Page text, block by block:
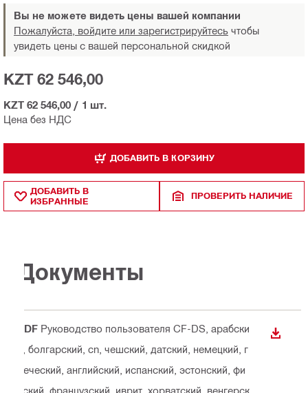
Вы не можете видеть цены вашей компании
Пожалуйста, войдите или зарегистрируйтесь чтобы
увидеть цены с вашей персональной скидкой
Цена без НДС
KZT 62 546,00
KZT 62 546,00 / 1 шт.
ДОБАВИТЬ В КОРЗИНУ
ДОБАВИТЬ В
ИЗБРАННЫЕ
ПРОВЕРИТЬ НАЛИЧИЕ
Документы
PDF Руководство пользователя CF-DS , арабски
й, болгарский, cn, чешский, датский, немецкий, г
реческий, английский, испанский, эстонский, фи
нский, французский, иврит, хорватский, венгерск